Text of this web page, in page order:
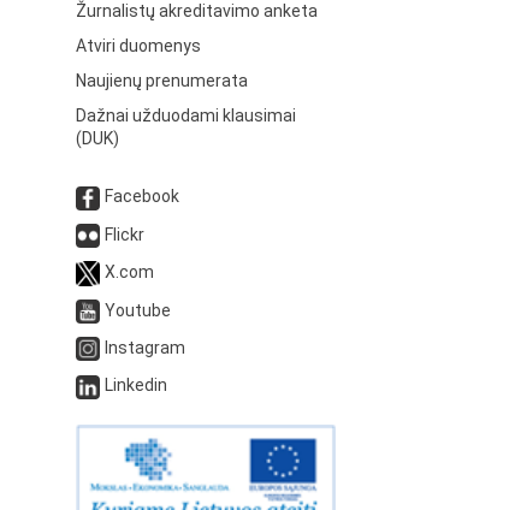
Žurnalistų akreditavimo anketa
Atviri duomenys
Naujienų prenumerata
Dažnai užduodami klausimai
(DUK)
Facebook
Flickr
X.com
Youtube
Instagram
Linkedin